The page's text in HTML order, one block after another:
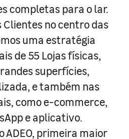
completas para o lar.
Clientes no centro das
uma estratégia
de 55 Lojas físicas,
superfícies,
e também nas
como e-commerce,
e aplicativo.
ADEO, primeira maior